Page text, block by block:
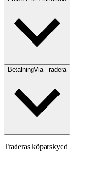
BetalningVia Tradera
Traderas köparskydd